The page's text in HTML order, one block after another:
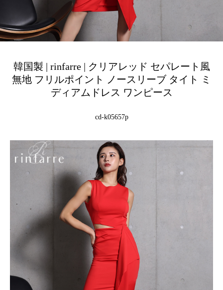
韓国製 | rinfarre | クリアレッド セパレート風
無地 フリルポイント ノースリーブ タイト ミ
ディアムドレス ワンピース
cd-k05657p